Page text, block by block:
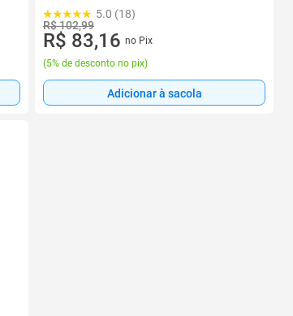
5.0 (18)
R$ 102,99
R$ 83,16 no Pix
(5% de desconto no pix)
Adicionar à sacola